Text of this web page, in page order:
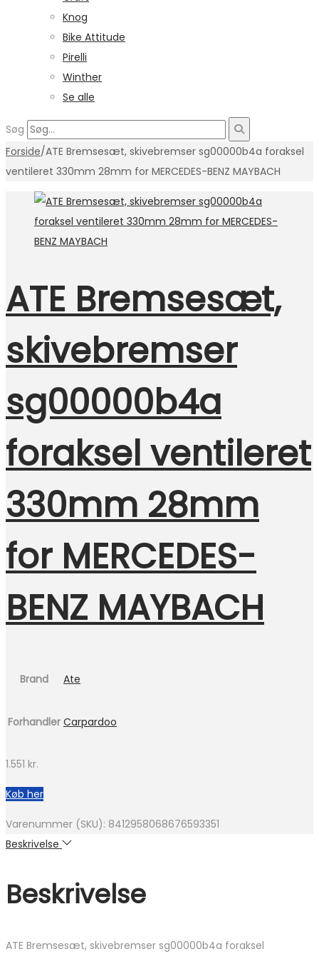
Knog
Bike Attitude
Pirelli
Winther
Se alle
Søg
Forside/ATE Bremsesæt, skivebremser sg00000b4a foraksel
ventileret 330mm 28mm for MERCEDES-BENZ MAYBACH
ATE Bremsesæt,
skivebremser
sg00000b4a
foraksel ventileret
330mm 28mm
for MERCEDES-
BENZ MAYBACH
Brand Ate
Forhandler Carpardoo
1.551 kr.
Køb her
Varenummer (SKU): 8412958068676593351
Beskrivelse
Beskrivelse
ATE Bremsesæt, skivebremser sg00000b4a foraksel